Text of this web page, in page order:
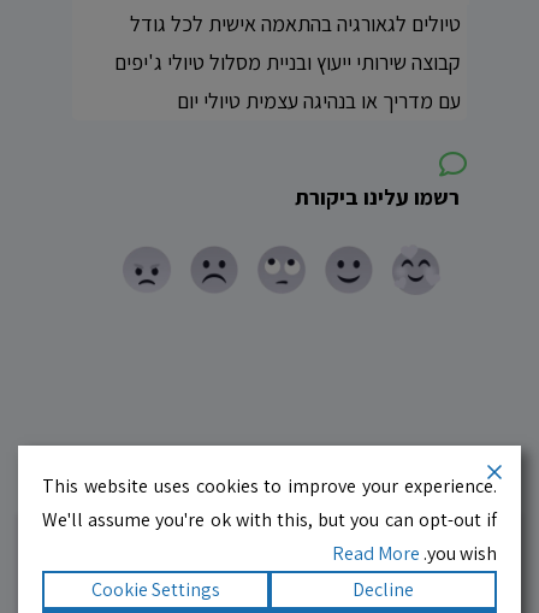
טיולים לגאורגיה בהתאמה אישית לכל גודל
קבוצה שירותי ייעוץ ובניית מסלול טיולי ג'יפים
עם מדריך או בנהיגה עצמית טיולי יום
רשמו עלינו ביקורת
עסקים מומלצים!רוצים גם? לחצו כאן
10.0
This website uses cookies to improve your experience.
We'll assume you're ok with this, but you can opt-out if
you wish.
Read More
Decline
Cookie Settings